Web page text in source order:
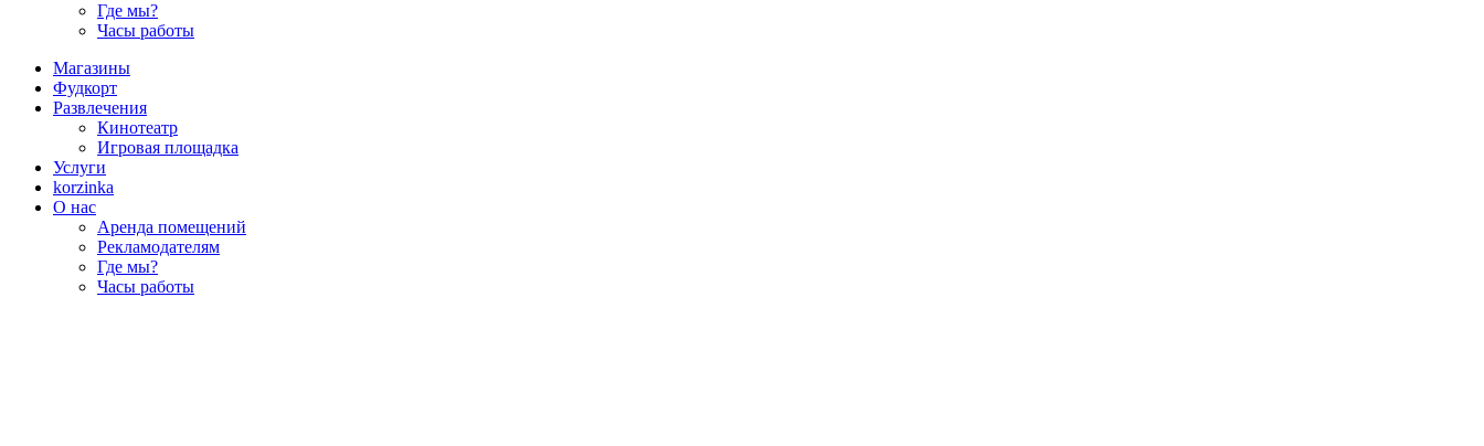
Где мы?
Часы работы
Магазины
Фудкорт
Развлечения
Кинотеатр
Игровая площадка
Услуги
korzinka
О нас
Аренда помещений
Рекламодателям
Где мы?
Часы работы